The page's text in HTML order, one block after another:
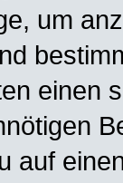
um
einen
auf